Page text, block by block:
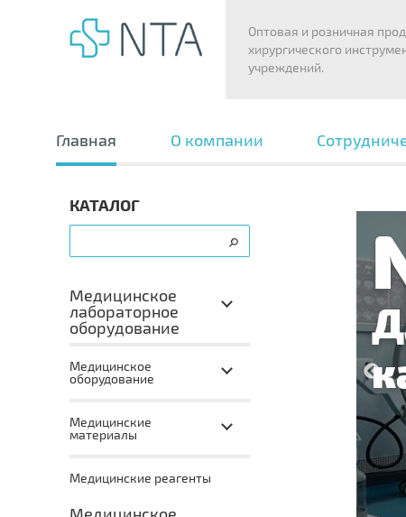
Оптовая и розничная
хирургического
учреждений.
Главная О компании
КАТАЛОГ
Медицинское
лабораторное
оборудование
Медицинское
оборудование
Медицинские
материалы
Медицинские реагенты